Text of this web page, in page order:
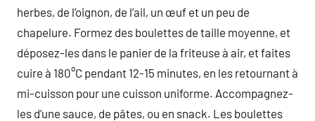
herbes, de l’oignon, de l’ail, un œuf et un peu de
chapelure. Formez des boulettes de taille moyenne, et
déposez-les dans le panier de la friteuse à air, et faites
cuire à 180°C pendant 12-15 minutes, en les retournant à
mi-cuisson pour une cuisson uniforme. Accompagnez-
les d’une sauce, de pâtes, ou en snack. Les boulettes